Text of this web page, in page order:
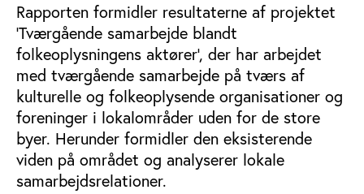
Rapporten formidler resultaterne af projektet
'Tværgående samarbejde blandt
folkeoplysningens aktører', der har arbejdet
med tværgående samarbejde på tværs af
kulturelle og folkeoplysende organisationer og
foreninger i lokalområder uden for de store
byer. Herunder formidler den eksisterende
viden på området og analyserer lokale
samarbejdsrelationer.